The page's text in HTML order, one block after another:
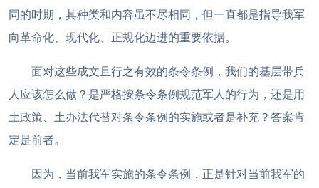
同的时期，其种类和内容虽不尽相同，但一直都是指导我军
向革命化、现代化、正规化迈进的重要依据。
面对这些成文且行之有效的条令条例，我们的基层带兵
人应该怎么做？是严格按条令条例规范军人的行为，还是用
土政策、土办法代替对条令条例的实施或者是补充？答案肯
定是前者。
因为，当前我军实施的条令条例，正是针对当前我军的